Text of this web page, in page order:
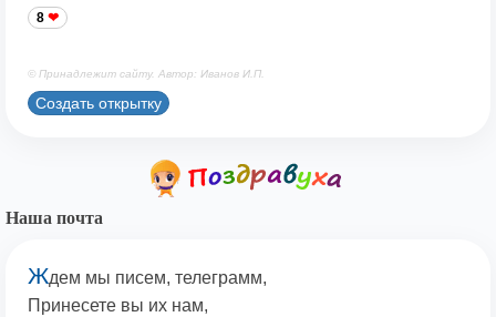
8
© Принадлежит сайту. Автор: Иванов И.П.
Создать открытку
Наша почта
Ждем мы писем, телеграмм,
Принесете вы их нам,